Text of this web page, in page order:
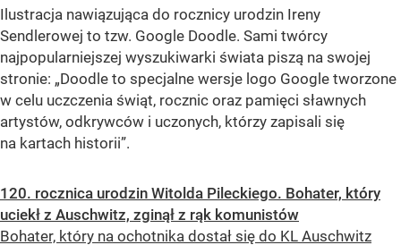
Ilustracja nawiązująca do rocznicy urodzin Ireny
Sendlerowej to tzw. Google Doodle. Sami twórcy
najpopularniejszej wyszukiwarki świata piszą na swojej
stronie: „Doodle to specjalne wersje logo Google tworzone
w celu uczczenia świąt, rocznic oraz pamięci sławnych
artystów, odkrywców i uczonych, którzy zapisali się
na kartach historii”.
120. rocznica urodzin Witolda Pileckiego. Bohater, który
uciekł z Auschwitz, zginął z rąk komunistów
Bohater, który na ochotnika dostał się do KL Auschwitz